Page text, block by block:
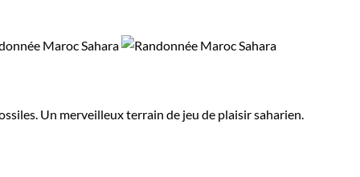
Un merveilleux terrain de jeu de plaisir saharien.